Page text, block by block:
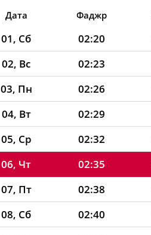
Дата Фаджр
01, Сб 02:20
02, Вс
02:23
03, Пн
02:26
04, Вт
02:29
05, Ср
02:32
06, Чт
02:35
07, Пт
02:38
08, Сб
02:40